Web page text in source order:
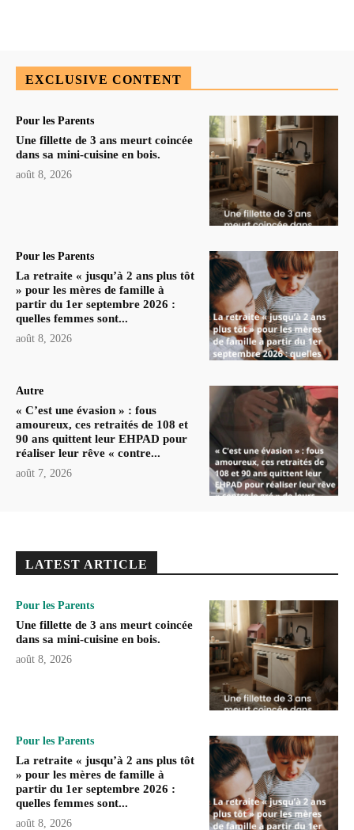
EXCLUSIVE CONTENT
Pour les Parents
Une fillette de 3 ans meurt coincée
dans sa mini-cuisine en bois.
août 8, 2026
Pour les Parents
La retraite « jusqu’à 2 ans plus tôt
» pour les mères de famille à
partir du 1er septembre 2026 :
quelles femmes sont...
août 8, 2026
Autre
« C’est une évasion » : fous
amoureux, ces retraités de 108 et
90 ans quittent leur EHPAD pour
réaliser leur rêve « contre...
août 7, 2026
LATEST ARTICLE
Pour les Parents
Une fillette de 3 ans meurt coincée
dans sa mini-cuisine en bois.
août 8, 2026
Pour les Parents
La retraite « jusqu’à 2 ans plus tôt
» pour les mères de famille à
partir du 1er septembre 2026 :
quelles femmes sont...
août 8, 2026